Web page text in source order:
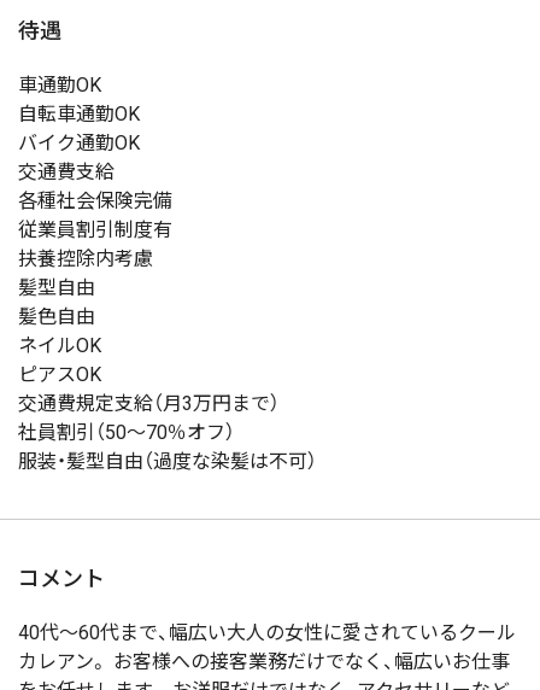
待遇
車通勤OK
自転車通勤OK
バイク通勤OK
交通費支給
各種社会保険完備
従業員割引制度有
扶養控除内考慮
髪型自由
髪色自由
ネイルOK
ピアスOK
交通費規定支給（月3万円まで）
社員割引（50～70％オフ）
服装・髪型自由（過度な染髪は不可）
コメント
40代～60代まで、幅広い大人の女性に愛されているクール
カレアン。 お客様への接客業務だけでなく、幅広いお仕事